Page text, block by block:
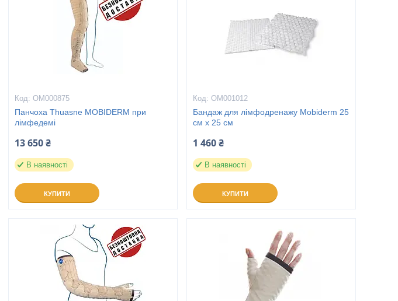
ОМ000875
Панчоха Thuasne MOBIDERM при
лімфедемі
13 650 ₴
В наявності
КУПИТИ
ОМ001012
Бандаж для лімфодренажу Mobiderm 25
см x 25 см
1 460 ₴
В наявності
КУПИТИ